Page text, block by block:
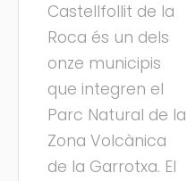
Castellfollit de la
Roca és un dels
onze municipis
que integren el
Parc Natural de la
Zona Volcànica
de la Garrotxa. El